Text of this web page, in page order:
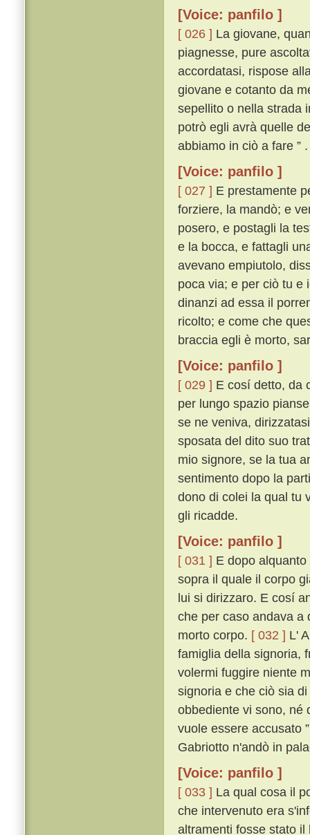
[Voice: panfilo ]
[ 026 ] La giovane,
piagnesse, pure
accordatasi, rispose
giovane e cotanto da
sepellito o nella strada
potrò egli avrà quelle
abbiamo in ciò a fare ” .
[Voice: panfilo ]
[ 027 ] E prestamente
forziere, la mandò; e
posero, e postagli la
e la bocca, e fattagli
avevano empiutolo,
poca via; e per ciò tu e
dinanzi ad essa il
ricolto; e come che
braccia egli è morto,
[Voice: panfilo ]
[ 029 ] E cosí detto, da
per lungo spazio
se ne veniva,
sposata del dito suo
mio signore, se la tua
sentimento dopo la
dono di colei la qual tu
gli ricadde.
[Voice: panfilo ]
[ 031 ] E dopo
sopra il quale il corpo
lui si dirizzaro. E cosí
che per caso andava a
morto corpo. [ 032 ] L'
famiglia della signoria,
volermi fuggire niente
signoria e che ciò sia
obbediente vi sono, né
vuole essere accusato
Gabriotto n'andò in
[Voice: panfilo ]
[ 033 ] La qual cosa il
che intervenuto era
altramenti fosse stato